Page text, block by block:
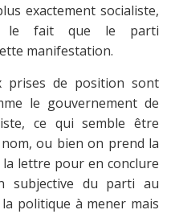
exactement socialiste,
le fait que le parti
manifestation.
prises de position sont
le gouvernement de
ce qui semble être
ou bien on prend la
lettre pour en conclure
subjective du parti au
politique à mener mais